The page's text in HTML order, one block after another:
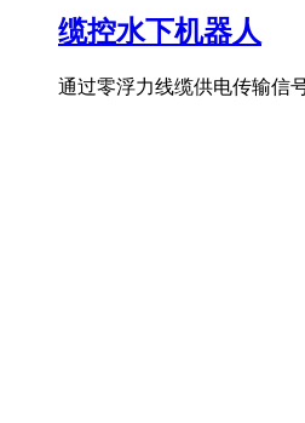
缆控水下机器人
通过零浮力线缆供电传输信